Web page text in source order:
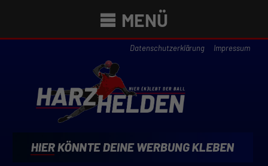
MENÜ
Datenschutzerklärung Impressum